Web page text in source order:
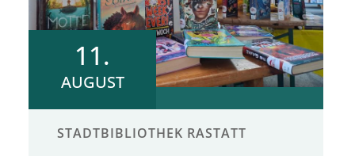
11.
AUGUST
STADTBIBLIOTHEK RASTATT